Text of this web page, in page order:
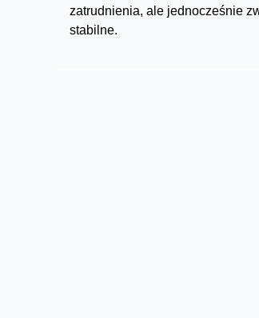
zatrudnienia, ale jednocześnie
stabilne.